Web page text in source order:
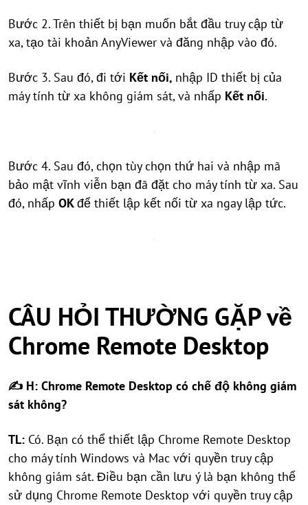
Bước 2. Trên thiết bị bạn muốn bắt đầu truy cập từ
xa, tạo tài khoản AnyViewer và đăng nhập vào đó.
Bước 3. Sau đó, đi tới Kết nối, nhập ID thiết bị của
máy tính từ xa không giám sát, và nhấp Kết nối.
Bước 4. Sau đó, chọn tùy chọn thứ hai và nhập mã
bảo mật vĩnh viễn bạn đã đặt cho máy tính từ xa. Sau
đó, nhấp OKđể thiết lập kết nối từ xa ngay lập tức.
CÂU HỎI THƯỜNG GẶP về
Chrome Remote Desktop
✍ H: Chrome Remote Desktop có chế độ không giám
sát không?
TL: Có. Bạn có thể thiết lập Chrome Remote Desktop
cho máy tính Windows và Mac với quyền truy cập
không giám sát. Điều bạn cần lưu ý là bạn không thể
sử dụng Chrome Remote Desktop với quyền truy cập